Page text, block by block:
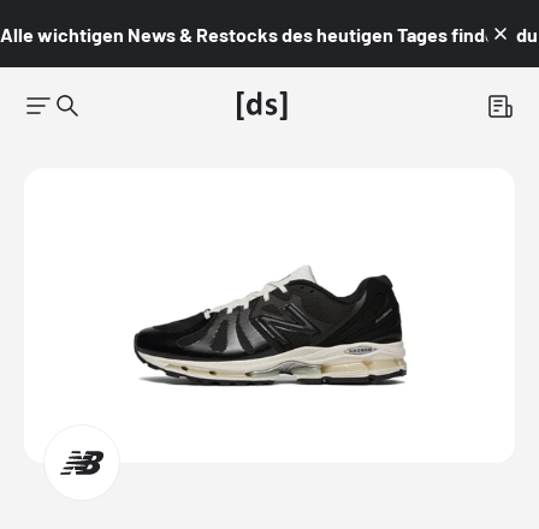
Alle wichtigen News & Restocks des heutigen Tages findest du